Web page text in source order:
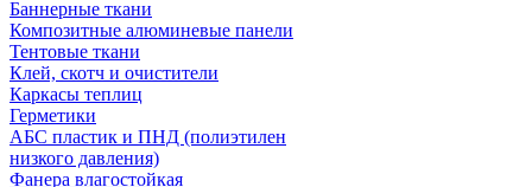
Баннерные ткани
Композитные алюминевые панели
Тентовые ткани
Клей, скотч и очистители
Каркасы теплиц
Герметики
АБС пластик и ПНД (полиэтилен
низкого давления)
Фанера влагостойкая